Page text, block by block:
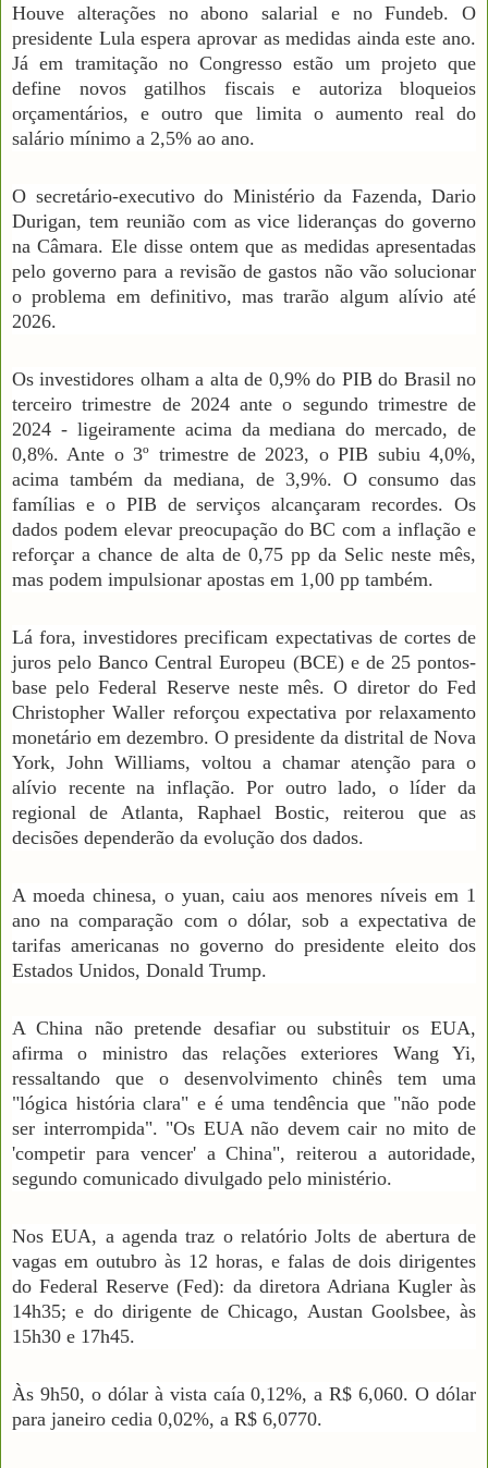
Houve alterações no abono salarial e no Fundeb. O
presidente Lula espera aprovar as medidas ainda este ano.
Já em tramitação no Congresso estão um projeto que
define novos gatilhos fiscais e autoriza bloqueios
orçamentários, e outro que limita o aumento real do
salário mínimo a 2,5% ao ano.
O secretário-executivo do Ministério da Fazenda, Dario
Durigan, tem reunião com as vice lideranças do governo
na Câmara. Ele disse ontem que as medidas apresentadas
pelo governo para a revisão de gastos não vão solucionar
o problema em definitivo, mas trarão algum alívio até
2026.
Os investidores olham a alta de 0,9% do PIB do Brasil no
terceiro trimestre de 2024 ante o segundo trimestre de
2024 - ligeiramente acima da mediana do mercado, de
0,8%. Ante o 3º trimestre de 2023, o PIB subiu 4,0%,
acima também da mediana, de 3,9%. O consumo das
famílias e o PIB de serviços alcançaram recordes. Os
dados podem elevar preocupação do BC com a inflação e
reforçar a chance de alta de 0,75 pp da Selic neste mês,
mas podem impulsionar apostas em 1,00 pp também.
Lá fora, investidores precificam expectativas de cortes de
juros pelo Banco Central Europeu (BCE) e de 25 pontos-
base pelo Federal Reserve neste mês. O diretor do Fed
Christopher Waller reforçou expectativa por relaxamento
monetário em dezembro. O presidente da distrital de Nova
York, John Williams, voltou a chamar atenção para o
alívio recente na inflação. Por outro lado, o líder da
regional de Atlanta, Raphael Bostic, reiterou que as
decisões dependerão da evolução dos dados.
A moeda chinesa, o yuan, caiu aos menores níveis em 1
ano na comparação com o dólar, sob a expectativa de
tarifas americanas no governo do presidente eleito dos
Estados Unidos, Donald Trump.
A China não pretende desafiar ou substituir os EUA,
afirma o ministro das relações exteriores Wang Yi,
ressaltando que o desenvolvimento chinês tem uma
"lógica história clara" e é uma tendência que "não pode
ser interrompida". "Os EUA não devem cair no mito de
'competir para vencer' a China", reiterou a autoridade,
segundo comunicado divulgado pelo ministério.
Nos EUA, a agenda traz o relatório Jolts de abertura de
vagas em outubro às 12 horas, e falas de dois dirigentes
do Federal Reserve (Fed): da diretora Adriana Kugler às
14h35; e do dirigente de Chicago, Austan Goolsbee, às
15h30 e 17h45.
Às 9h50, o dólar à vista caía 0,12%, a R$ 6,060. O dólar
para janeiro cedia 0,02%, a R$ 6,0770.